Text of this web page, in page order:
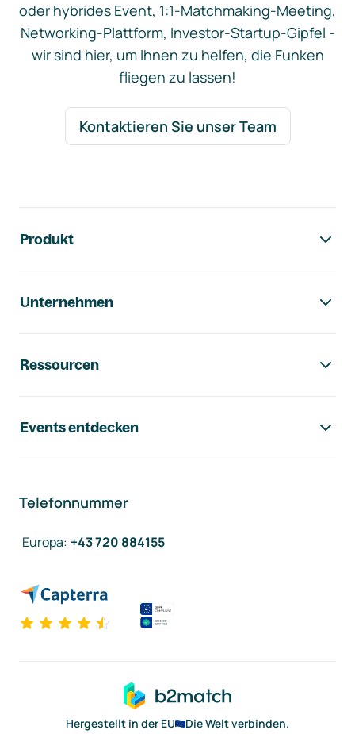
oder hybrides Event, 1:1-Matchmaking-Meeting,
Networking-Plattform, Investor-Startup-Gipfel -
wir sind hier, um Ihnen zu helfen, die Funken
fliegen zu lassen!
Kontaktieren Sie unser Team
Produkt
Unternehmen
Ressourcen
Events entdecken
Telefonnummer
Europa: +43 720 884155
Hergestellt in der EU
Die Welt verbinden.